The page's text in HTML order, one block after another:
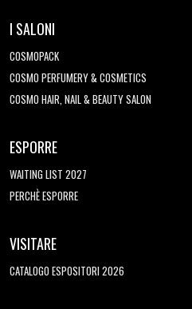
I SALONI
COSMOPACK
COSMO PERFUMERY & COSMETICS
COSMO HAIR, NAIL & BEAUTY SALON
ESPORRE
WAITING LIST 2027
PERCHÈ ESPORRE
VISITARE
CATALOGO ESPOSITORI 2026